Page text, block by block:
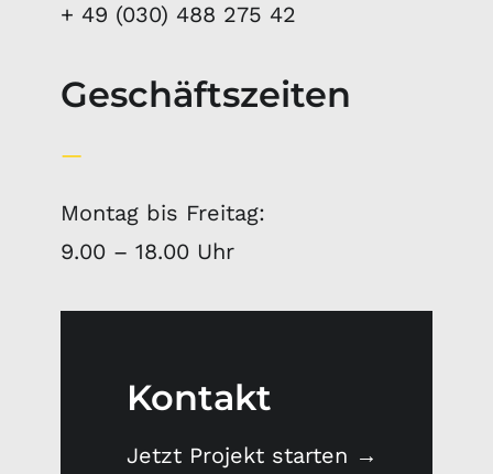
+ 49 (030) 488 275 42
Geschäftszeiten
—
Montag bis Freitag:
9.00 – 18.00 Uhr
Kontakt
Jetzt Projekt starten →